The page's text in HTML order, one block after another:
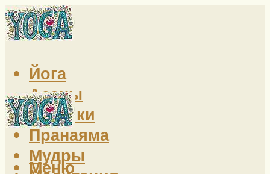
Йога
Асаны
Техники
Пранаяма
Мудры
Меню